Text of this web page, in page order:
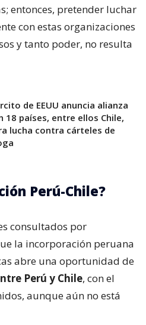
entonces, pretender luchar
con estas organizaciones
y tanto poder, no resulta
de EEUU anuncia alianza
18 países, entre ellos Chile,
lucha contra cárteles de
Perú-Chile?
consultados por
la incorporación peruana
abre una oportunidad de
Perú y Chile, con el
aunque aún no está